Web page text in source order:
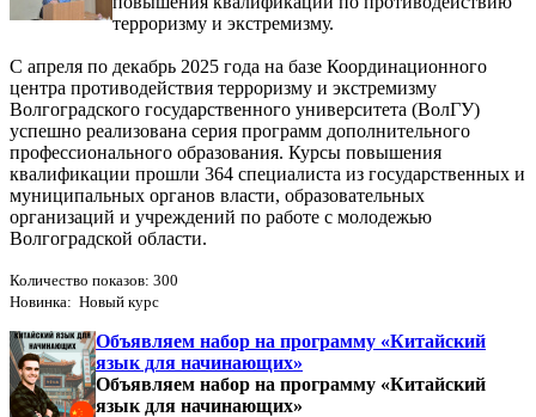
терроризму и экстремизму.
С апреля по декабрь 2025 года на базе Координационного
центра противодействия терроризму и экстремизму
Волгоградского государственного университета (ВолГУ)
успешно реализована серия программ дополнительного
профессионального образования. Курсы повышения
квалификации прошли 364 специалиста из государственных и
муниципальных органов власти, образовательных
организаций и учреждений по работе с молодежью
Волгоградской области.
Количество показов: 300
Новинка: Новый курс
Объявляем набор на программу «Китайский
язык для начинающих»
Объявляем набор на программу «Китайский
язык для начинающих»